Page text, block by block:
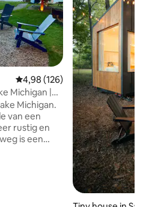
Gemiddelde beoordeling van
4,98 (126)
Michigan |
Michigan.
van een
rustig en